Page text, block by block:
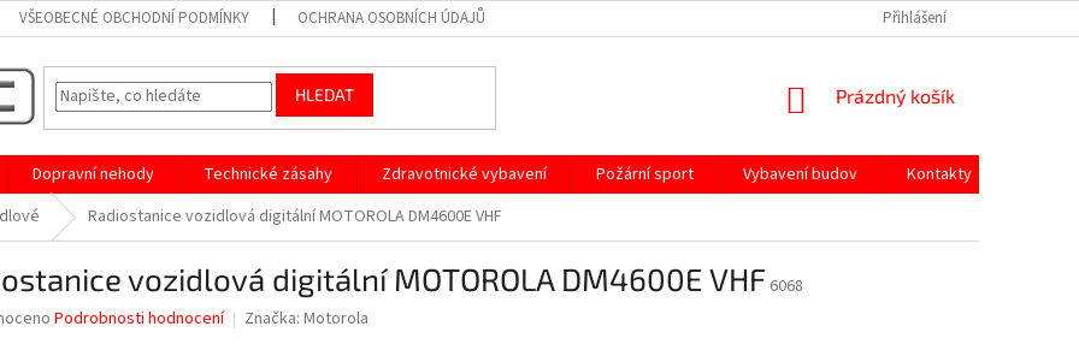
VŠEOBECNÉ OBCHODNÍ PODMÍNKY OCHRANA OSOBNÍCH ÚDAJŮ Přihlášení
HLEDAT
NÁKUPNÍ
Prázdný košík
Dopravní nehody Technické zásahy Zdravotnické vybavení Požární sport Vybavení budov
Kontakty
Radiostanice vozidlová digitální MOTOROLA DM4600E VHF
vozidlová digitální MOTOROLA DM4600E VHF 6068
Podrobnosti hodnocení Značka: Motorola